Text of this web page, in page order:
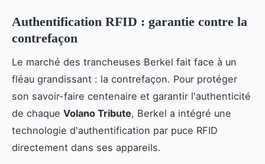
Authentification RFID : garantie contre la
contrefaçon
Le marché des trancheuses Berkel fait face à un
fléau grandissant : la contrefaçon. Pour protéger
son savoir-faire centenaire et garantir l'authenticité
de chaque Volano Tribute, Berkel a intégré une
technologie d'authentification par puce RFID
directement dans ses appareils.